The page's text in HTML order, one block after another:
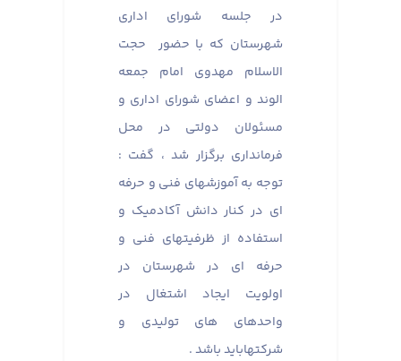
در جلسه شورای اداری
شهرستان که با حضور حجت
الاسلام مهدوی امام جمعه
الوند و اعضای شورای اداری و
مسئولان دولتی در محل
فرمانداری برگزار شد ، گفت :
توجه به آموزشهای فنی و حرفه
ای در کنار دانش آکادمیک و
استفاده از ظرفیتهای فنی و
حرفه ای در شهرستان در
اولویت ایجاد اشتغال در
واحدهای های تولیدی و
شرکتهاباید باشد .